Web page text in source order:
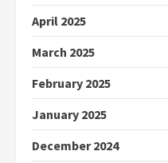
April 2025
March 2025
February 2025
January 2025
December 2024